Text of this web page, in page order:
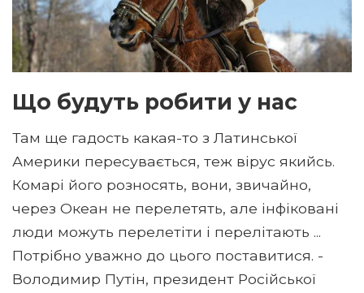
Що будуть робити у нас
Там ще гадость какая-то з Латинської
Америки пересувається, теж вірус якийсь.
Комарі його розносять, вони, звичайно,
через Океан не перелетять, але інфіковані
люди можуть перелетіти і перелітають ...
Потрібно уважно до цього поставитися. -
Володимир Путін, президент Російської